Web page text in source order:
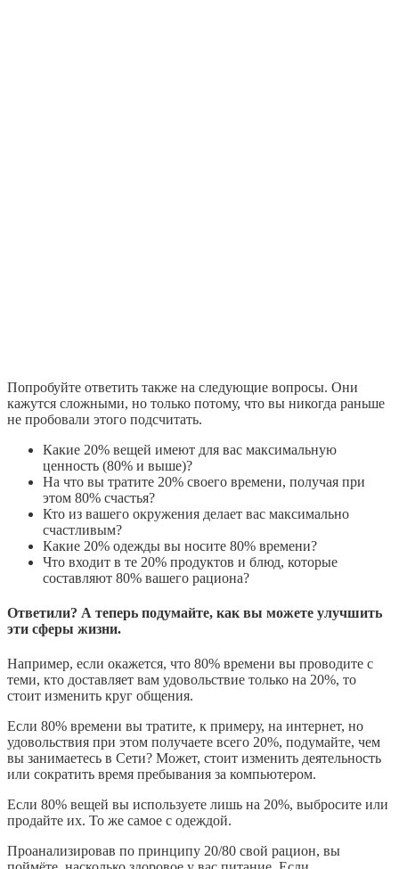
Попробуйте ответить также на следующие вопросы. Они
кажутся сложными, но только потому, что вы никогда раньше
не пробовали этого подсчитать.
Какие 20% вещей имеют для вас максимальную
ценность (80% и выше)?
На что вы тратите 20% своего времени, получая при
этом 80% счастья?
Кто из вашего окружения делает вас максимально
счастливым?
Какие 20% одежды вы носите 80% времени?
Что входит в те 20% продуктов и блюд, которые
составляют 80% вашего рациона?
Ответили? А теперь подумайте, как вы можете улучшить
эти сферы жизни.
Например, если окажется, что 80% времени вы проводите с
теми, кто доставляет вам удовольствие только на 20%, то
стоит изменить круг общения.
Если 80% времени вы тратите, к примеру, на интернет, но
удовольствия при этом получаете всего 20%, подумайте, чем
вы занимаетесь в Сети? Может, стоит изменить деятельность
или сократить время пребывания за компьютером.
Если 80% вещей вы используете лишь на 20%, выбросите или
продайте их. То же самое с одеждой.
Проанализировав по принципу 20/80 свой рацион, вы